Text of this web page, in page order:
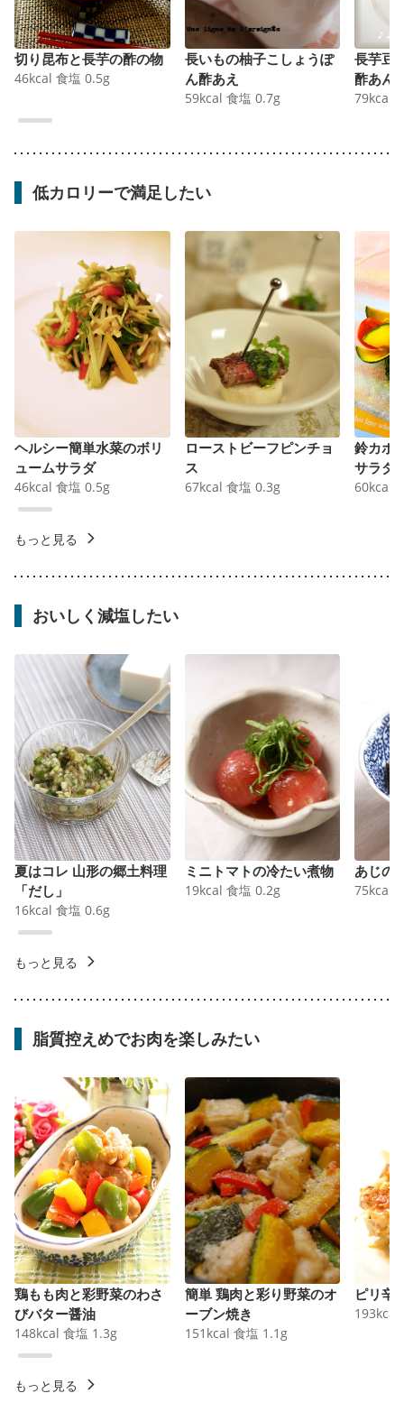
切り昆布と長芋の酢の物
46kcal 食塩 0.5g
長いもの柚子こしょうぽ
ん酢あえ
59kcal 食塩 0.7g
長芋豆
酢あん
79kcal
低カロリーで満足したい
ヘルシー簡単水菜のボリ
ュームサラダ
46kcal 食塩 0.5g
ローストビーフピンチョ
ス
67kcal 食塩 0.3g
鈴カボ
サラダ
60kcal
もっと見る
おいしく減塩したい
夏はコレ 山形の郷土料理
「だし」
16kcal 食塩 0.6g
ミニトマトの冷たい煮物
19kcal 食塩 0.2g
あじの
75kcal
もっと見る
脂質控えめでお肉を楽しみたい
鶏もも肉と彩野菜のわさ
びバター醤油
148kcal 食塩 1.3g
簡単 鶏肉と彩り野菜のオ
ーブン焼き
151 kcal 食塩 1.1 g
ピリ辛
193kcal
もっと見る